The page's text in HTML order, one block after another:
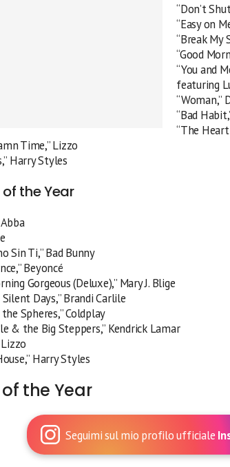
“Don’t
“Easy on
“Break My
“Good
“You and
featuring
“Woman,”
“Bad
“The
Time,” Lizzo
Harry Styles
the Year
Sin Ti,” Bad Bunny
Beyoncé
Gorgeous (Deluxe),” Mary J. Blige
Days,” Brandi Carlile
Spheres,” Coldplay
& the Big Steppers,” Kendrick Lamar
Lizzo
Harry Styles
the Year
Seguimi sul mio profilo ufficiale